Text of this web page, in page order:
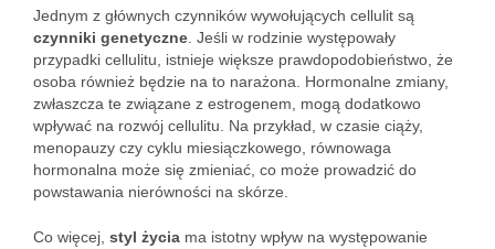
Jednym z głównych czynników wywołujących cellulit są
czynniki genetyczne . Jeśli w rodzinie występowały
przypadki cellulitu, istnieje większe prawdopodobieństwo, że
osoba również będzie na to narażona. Hormonalne zmiany,
zwłaszcza te związane z estrogenem, mogą dodatkowo
wpływać na rozwój cellulitu. Na przykład, w czasie ciąży,
menopauzy czy cyklu miesiączkowego, równowaga
hormonalna może się zmieniać, co może prowadzić do
powstawania nierówności na skórze.
Co więcej, styl życia ma istotny wpływ na występowanie